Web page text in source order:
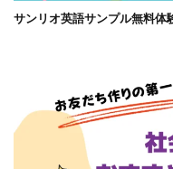
サンリオ英語サンプル無料体